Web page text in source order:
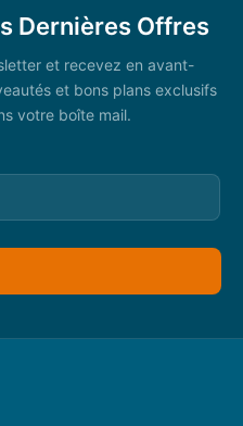
Dernières Offres
et recevez en avant-
et bons plans exclusifs
votre boîte mail.